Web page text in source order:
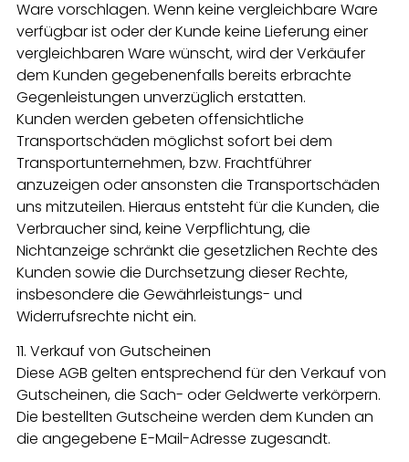
Ware vorschlagen. Wenn keine vergleichbare Ware
verfügbar ist oder der Kunde keine Lieferung einer
vergleichbaren Ware wünscht, wird der Verkäufer
dem Kunden gegebenenfalls bereits erbrachte
Gegenleistungen unverzüglich erstatten.
Kunden werden gebeten offensichtliche
Transportschäden möglichst sofort bei dem
Transportunternehmen, bzw. Frachtführer
anzuzeigen oder ansonsten die Transportschäden
uns mitzuteilen. Hieraus entsteht für die Kunden, die
Verbraucher sind, keine Verpflichtung, die
Nichtanzeige schränkt die gesetzlichen Rechte des
Kunden sowie die Durchsetzung dieser Rechte,
insbesondere die Gewährleistungs- und
Widerrufsrechte nicht ein.
11. Verkauf von Gutscheinen
Diese AGB gelten entsprechend für den Verkauf von
Gutscheinen, die Sach- oder Geldwerte verkörpern.
Die bestellten Gutscheine werden dem Kunden an
die angegebene E-Mail-Adresse zugesandt.